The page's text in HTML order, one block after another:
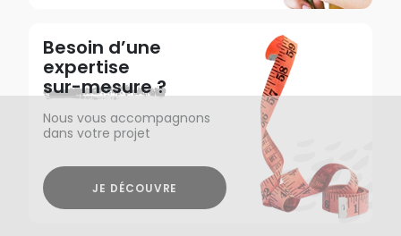
Besoin d’une
expertise
sur-mesure ?
Nous vous accompagnons
dans votre projet
JE DÉCOUVRE